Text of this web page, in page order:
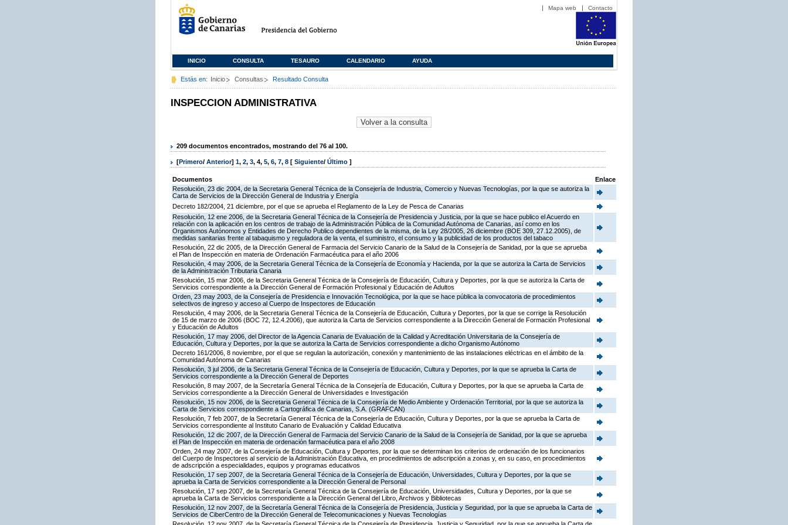
Mapa web Contacto
INICIO CONSULTA TESAURO CALENDARIO AYUDA
Estás en: Inicio Consultas Resultado Consulta
INSPECCION ADMINISTRATIVA
209 documentos encontrados, mostrando del 76 al 100.
[Primero/ Anterior] 1, 2, 3, 4, 5, 6, 7, 8 [ Siguiente/ Último ]
Documentos
Enlace
Resolución, 23 dic 2004, de la Secretaria General Técnica de la Consejería de Industria, Comercio y Nuevas Tecnologías, por la que se autoriza la
Carta de Servicios de la Dirección General de Industria y Energía
Decreto 182/2004, 21 diciembre, por el que se aprueba el Reglamento de la Ley de Pesca de Canarias
Resolución, 12 ene 2006, de la Secretaria General Técnica de la Consejería de Presidencia y Justicia, por la que se hace publico el Acuerdo en
relación con la aplicación en los centros de trabajo de la Administración Pública de la Comunidad Autónoma de Canarias, así como en los
Organismos Autónomos y Entidades de Derecho Publico dependientes de la misma, de la Ley 28/2005, 26 diciembre (BOE 309, 27.12.2005), de
medidas sanitarias frente al tabaquismo y reguladora de la venta, el suministro, el consumo y la publicidad de los productos del tabaco
Resolución, 22 dic 2005, de la Dirección General de Farmacia del Servicio Canario de la Salud de la Consejería de Sanidad, por la que se aprueba
el Plan de Inspección en materia de Ordenación Farmacéutica para el año 2006
Resolución, 4 may 2006, de la Secretaria General Técnica de la Consejería de Economía y Hacienda, por la que se autoriza la Carta de Servicios
de la Administración Tributaria Canaria
Resolución, 15 mar 2006, de la Secretaria General Técnica de la Consejería de Educación, Cultura y Deportes, por la que se autoriza la Carta de
Servicios correspondiente a la Dirección General de Formación Profesional y Educación de Adultos
Orden, 23 may 2003, de la Consejería de Presidencia e Innovación Tecnológica, por la que se hace pública la convocatoria de procedimientos
selectivos de ingreso y acceso al Cuerpo de Inspectores de Educación
Resolución, 4 may 2006, de la Secretaria General Técnica de la Consejería de Educación, Cultura y Deportes, por la que se corrige la Resolución
de 15 de marzo de 2006 (BOC 72, 12.4.2006), que autoriza la Carta de Servicios correspondiente a la Dirección General de Formación Profesional
y Educación de Adultos
Resolución, 17 may 2006, del Director de la Agencia Canaria de Evaluación de la Calidad y Acreditación Universitaria de la Consejería de
Educación, Cultura y Deportes, por la que se autoriza la Carta de Servicios correspondiente a dicho Organismo Autónomo
Decreto 161/2006, 8 noviembre, por el que se regulan la autorización, conexión y mantenimiento de las instalaciones eléctricas en el ámbito de la
Comunidad Autónoma de Canarias
Resolución, 3 jul 2006, de la Secretaria General Técnica de la Consejería de Educación, Cultura y Deportes, por la que se aprueba la Carta de
Servicios correspondiente a la Dirección General de Deportes
Resolución, 8 may 2007, de la Secretaría General Técnica de la Consejería de Educación, Cultura y Deportes, por la que se aprueba la Carta de
Servicios correspondiente a la Dirección General de Universidades e Investigación
Resolución, 15 nov 2006, de la Secretaria General Técnica de la Consejería de Medio Ambiente y Ordenación Territorial, por la que se autoriza la
Carta de Servicios correspondiente a Cartográfica de Canarias, S.A. (GRAFCAN)
Resolución, 7 feb 2007, de la Secretaría General Técnica de la Consejería de Educación, Cultura y Deportes, por la que se aprueba la Carta de
Servicios correspondiente al Instituto Canario de Evaluación y Calidad Educativa
Resolución, 12 dic 2007, de la Dirección General de Farmacia del Servicio Canario de la Salud de la Consejería de Sanidad, por la que se aprueba
el Plan de Inspección en materia de ordenación farmacéutica para el año 2008
Orden, 24 may 2007, de la Consejería de Educación, Cultura y Deportes, por la que se determinan los criterios de ordenación de los funcionarios
del Cuerpo de Inspectores al servicio de la Administración Educativa, en procedimientos de adscripción a zonas y, en su caso, en procedimientos
de adscripción a especialidades, equipos y programas educativos
Resolución, 17 sep 2007, de la Secretaria General Técnica de la Consejería de Educación, Universidades, Cultura y Deportes, por la que se
aprueba la Carta de Servicios correspondiente a la Dirección General de Personal
Resolución, 17 sep 2007, de la Secretaría General Técnica de la Consejería de Educación, Universidades, Cultura y Deportes, por la que se
aprueba la Carta de Servicios correspondiente a la Dirección General del Libro, Archivos y Bibliotecas
Resolución, 12 nov 2007, de la Secretaría General Técnica de la Consejería de Presidencia, Justicia y Seguridad, por la que se aprueba la Carta de
Servicios de CiberCentro de la Dirección General de Telecomunicaciones y Nuevas Tecnologías